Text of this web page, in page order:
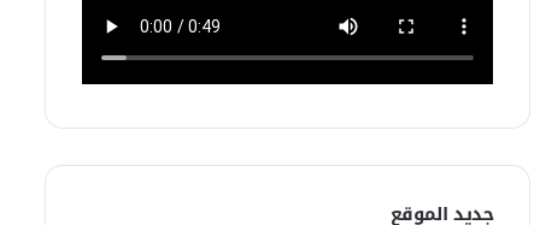
جديد الموقع